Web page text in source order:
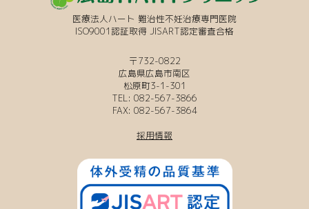
医療法人ハート 難治性不妊治療専門医院
ISO9001認証取得 JISART認定審査合格
〒732-0822
広島県広島市南区
松原町3-1-301
TEL: 082-567-3866
FAX: 082-567-3864
採用情報